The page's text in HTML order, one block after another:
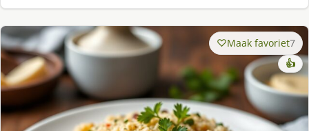
Maak favoriet7
👍